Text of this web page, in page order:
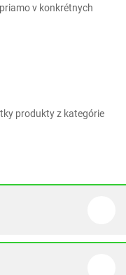
v konkrétnych
produkty z kategórie